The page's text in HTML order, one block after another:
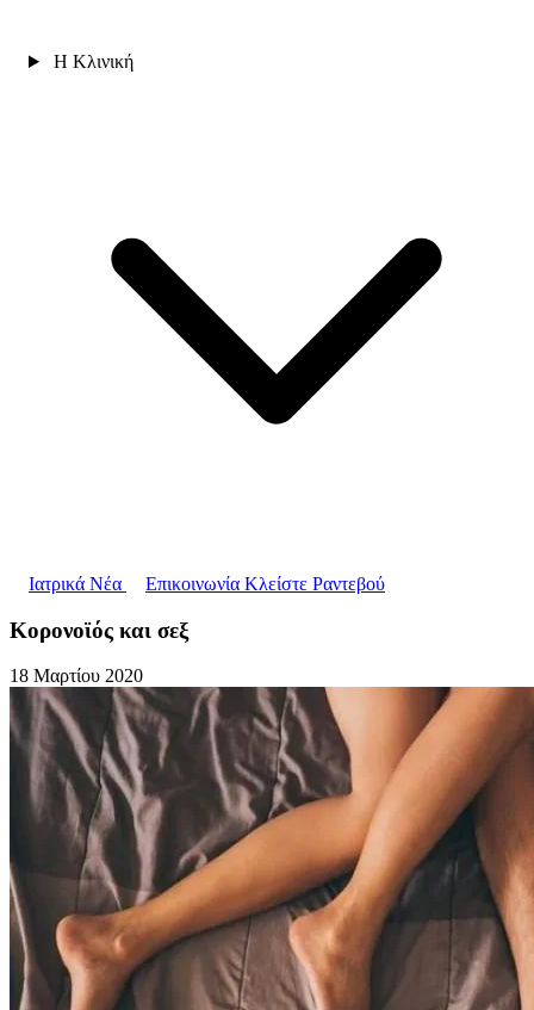
Η Κλινική
Ιατρικά Νέα Επικοινωνία Κλείστε Ραντεβού
Κορονοϊός και σεξ
18 Μαρτίου 2020